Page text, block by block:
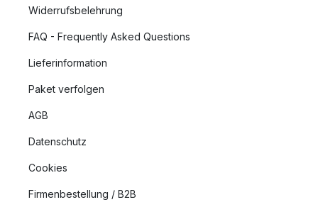
Widerrufsbelehrung
FAQ - Frequently Asked Questions
Lieferinformation
Paket verfolgen
AGB
Datenschutz
Cookies
Firmenbestellung / B2B